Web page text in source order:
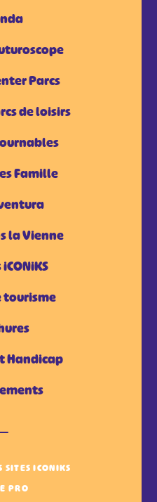
Parcs
de loisirs
Famille
la Vienne
tourisme
Handicap
SITES ICONIKS
PRO